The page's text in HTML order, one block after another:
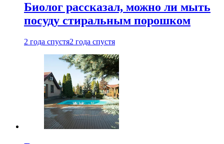
Биолог рассказал, можно ли мыть
посуду стиральным порошком
2 года спустя2 года спустя